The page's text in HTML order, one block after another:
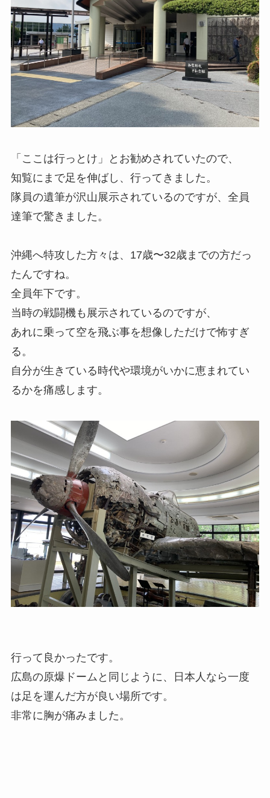
「ここは行っとけ」とお勧めされていたので、
知覧にまで足を伸ばし、行ってきました。
隊員の遺筆が沢山展示されているのですが、全員
達筆で驚きました。
沖縄へ特攻した方々は、17歳〜32歳までの方だっ
たんですね。
全員年下です。
当時の戦闘機も展示されているのですが、
あれに乗って空を飛ぶ事を想像しただけで怖すぎ
る。
自分が生きている時代や環境がいかに恵まれてい
るかを痛感します。
行って良かったです。
広島の原爆ドームと同じように、日本人なら一度
は足を運んだ方が良い場所です。
非常に胸が痛みました。